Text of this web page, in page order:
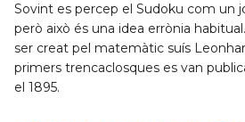
Sovint es percep el Sudoku com un
però això és una idea errònia
ser creat pel matemàtic suís
primers trencaclosques es van
el 1895.